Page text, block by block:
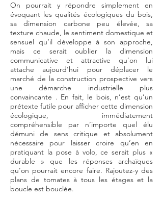
On pourrait y répondre simplement en
évoquant les qualités écologiques du bois,
sa dimension carbone peu élevée, sa
texture chaude, le sentiment domestique et
sensuel qu’il développe à son approche,
mais ce serait oublier la dimension
communicative et attractive qu’on lui
attache aujourd’hui pour déplacer le
marché de la construction prospective vers
une démarche industrielle plus
convaincante . En fait, le bois, n’est qu’un
prétexte futile pour afficher cette dimension
écologique, immédiatement
compréhensible par n’importe quel élu
démuni de sens critique et absolument
nécessaire pour laisser croire qu’en en
pratiquant la pose à volo, ce serait plus «
durable » que les réponses archaïques
qu’on pourrait encore faire. Rajoutez-y des
plans de tomates à tous les étages et la
boucle est bouclée.